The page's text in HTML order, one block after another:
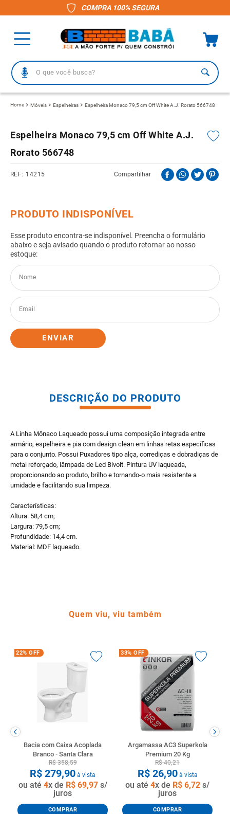
COMPRA 100% SEGURA
O que você busca?
Móveis Espelheiras Espelheira Monaco 79,5 cm Off White A.J. Rorato 566748
Espelheira Monaco 79,5 cm Off White A.J.
Rorato 566748
14215 Compartilhar
ENVIAR
DESCRIÇÃO DO PRODUTO
A Linha Mônaco Laqueado possui uma composição integrada entre
armário, espelheira e pia com design clean em linhas retas específicas
para o conjunto. Possui Puxadores tipo alça, corrediças e dobradiças de
metal reforçado, lâmpada de Led Bivolt. Pintura UV laqueada,
proporcionando ao produto, brilho e tornando-o mais resistente a
umidade e facilitando sua limpeza.
Características:
Altura: 58,4 cm;
Largura: 79,5 cm;
Profundidade: 14,4 cm.
Material: MDF laqueado.
Quem viu, viu também
22% OFF
Bacia com Caixa Acoplada
Branco - Santa Clara
R$ 358,59
R$ 279,90 à vista
ou até 4x de R$ 69,97s/
juros
COMPRAR
33% OFF
Argamassa AC3 Superkola
Premium 20 Kg
R$ 40,21
R$ 26,90à vista
ou até 4x de R$ 6,72 s/
juros
COMPRAR
2º porcelanato
3º telha
8 pisos
10º